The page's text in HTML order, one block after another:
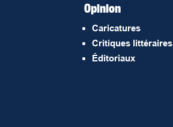
Opinion
Caricatures
Critiques littéraires
Éditoriaux